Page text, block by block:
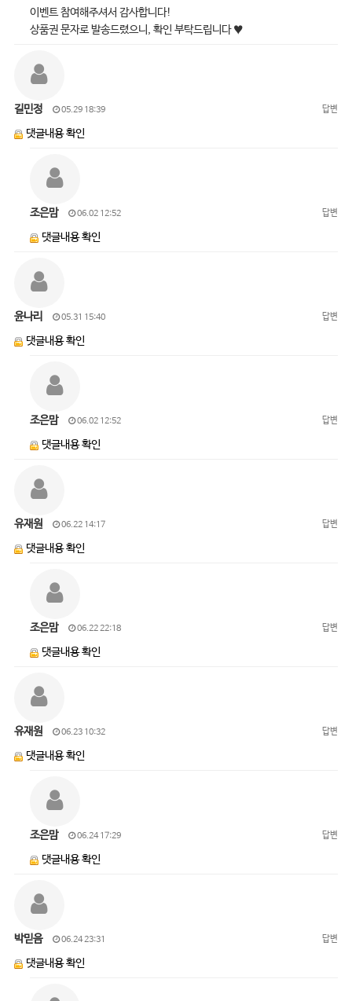
이벤트 참여해주셔서 감사합니다!
상품권 문자로 발송드렸으니, 확인 부탁드립니다 ♥
길민정 05.29 18:39 답변
댓글내용 확인
조은맘 06.02 12:52 답변
댓글내용 확인
윤나리 05.31 15:40 답변
댓글내용 확인
조은맘 06.02 12:52 답변
댓글내용 확인
유재원 06.22 14:17 답변
댓글내용 확인
조은맘 06.22 22:18 답변
댓글내용 확인
유재원 06.23 10:32 답변
댓글내용 확인
조은맘 06.24 17:29 답변
댓글내용 확인
박믿음 06.24 23:31 답변
댓글내용 확인